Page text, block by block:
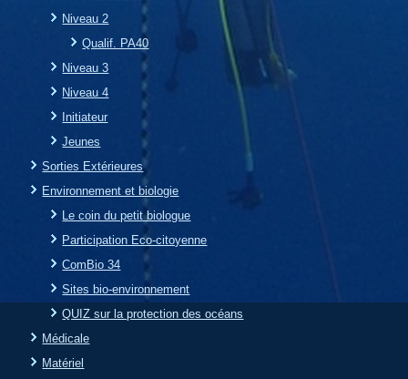
Niveau 2
Qualif. PA40
Niveau 3
Niveau 4
Initiateur
Jeunes
Sorties Extérieures
Environnement et biologie
Le coin du petit biologue
Participation Eco-citoyenne
ComBio 34
Sites bio-environnement
QUIZ sur la protection des océans
Médicale
Matériel